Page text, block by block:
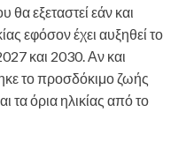
εξεταστεί εάν και
εφόσον έχει αυξηθεί το
και 2030. Αν και
το προσδόκιμο ζωής
τα όρια ηλικίας από το